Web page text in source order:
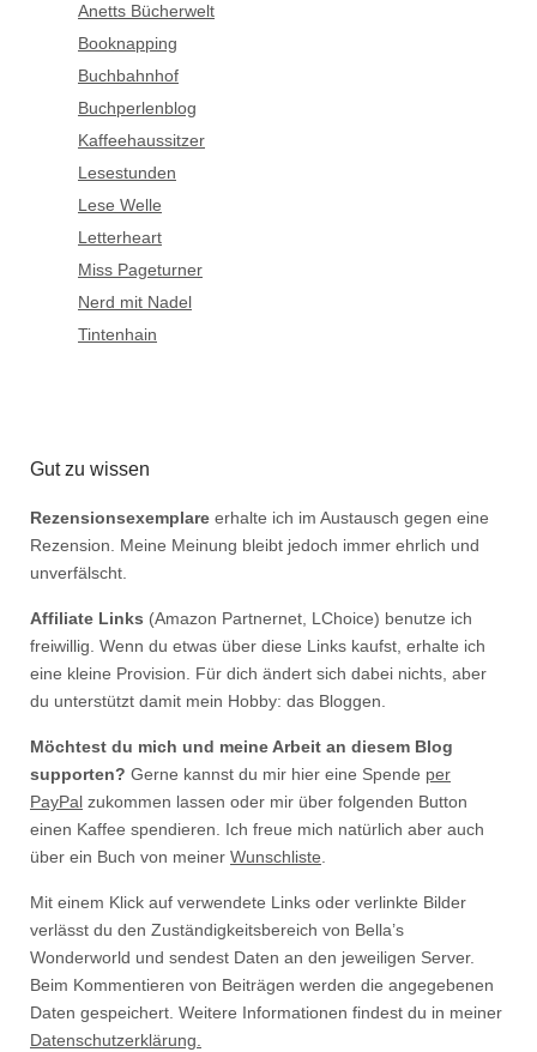
Anetts Bücherwelt
Booknapping
Buchbahnhof
Buchperlenblog
Kaffeehaussitzer
Lesestunden
Lese Welle
Letterheart
Miss Pageturner
Nerd mit Nadel
Tintenhain
Gut zu wissen
Rezensionsexemplare erhalte ich im Austausch gegen eine
Rezension. Meine Meinung bleibt jedoch immer ehrlich und
unverfälscht.
Affiliate Links (Amazon Partnernet, LChoice) benutze ich
freiwillig. Wenn du etwas über diese Links kaufst, erhalte ich
eine kleine Provision. Für dich ändert sich dabei nichts, aber
du unterstützt damit mein Hobby: das Bloggen.
Möchtest du mich und meine Arbeit an diesem Blog
supporten? Gerne kannst du mir hier eine Spende per
PayPal zukommen lassen oder mir über folgenden Button
einen Kaffee spendieren. Ich freue mich natürlich aber auch
über ein Buch von meiner Wunschliste.
Mit einem Klick auf verwendete Links oder verlinkte Bilder
verlässt du den Zuständigkeitsbereich von Bella’s
Wonderworld und sendest Daten an den jeweiligen Server.
Beim Kommentieren von Beiträgen werden die angegebenen
Daten gespeichert. Weitere Informationen findest du in meiner
Datenschutzerklärung.